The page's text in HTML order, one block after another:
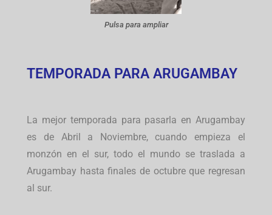
Pulsa para ampliar
TEMPORADA PARA ARUGAMBAY
La mejor temporada para pasarla en Arugambay
es de Abril a Noviembre, cuando empieza el
monzón en el sur, todo el mundo se traslada a
Arugambay hasta finales de octubre que regresan
al sur.